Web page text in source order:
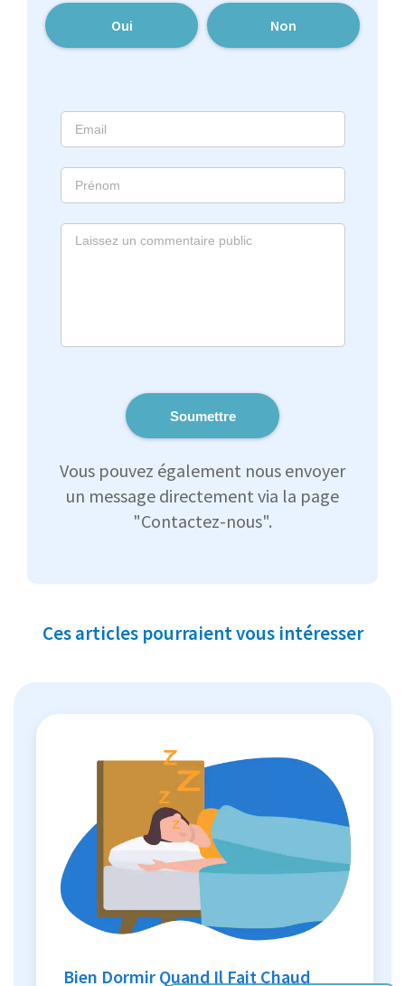
Oui Non
Soumettre
Vous pouvez également nous envoyer
un message directement via la page
"Contactez-nous".
Ces articles pourraient vous intéresser
Bien Dormir Quand Il Fait Chaud